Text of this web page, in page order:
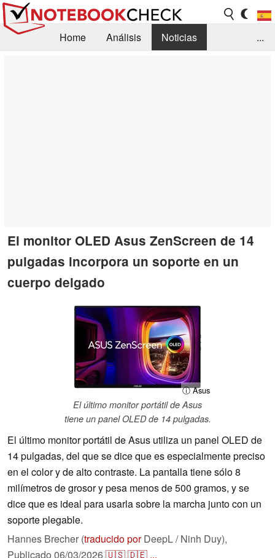
Home Análisis
Noticias
...
El monitor OLED Asus ZenScreen de 14
pulgadas incorpora un soporte en un
cuerpo delgado
ⓘ Asus
El último monitor portátil de Asus
tiene un panel OLED de 14 pulgadas.
El último monitor portátil de Asus utiliza un panel OLED de
14 pulgadas, del que se dice que es especialmente preciso
en el color y de alto contraste. La pantalla tiene sólo 8
milímetros de grosor y pesa menos de 500 gramos, y se
dice que es ideal para usarla sobre la marcha junto con un
soporte plegable.
Hannes Brecher (traducido porDeepL / Ninh Duy),
Publicado 06/03/2026🇺🇸🇩🇪 ...